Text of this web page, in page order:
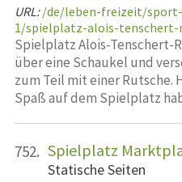
URL: /de/leben-freizeit/
1/spielplatz-alois-tenschert-
Spielplatz Alois-Tenschert-
über eine Schaukel und
zum Teil mit einer Rutsche.
Spaß auf dem Spielplatz
752. Spielplatz
Statische Seiten